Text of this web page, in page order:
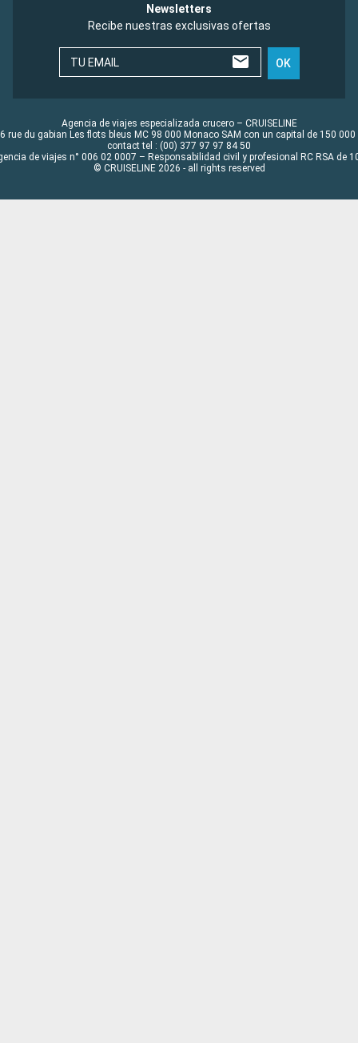
Newsletters
Recibe nuestras exclusivas ofertas
TU EMAIL OK
Agencia de viajes especializada crucero – CRUISELINE
rue du gabian Les flots bleus MC 98 000 Monaco SAM con un capital de 150 000
contact tel : (00) 377 97 97 84 50
de viajes n° 006 02 0007 – Responsabilidad civil y profesional RC RSA de
© CRUISELINE 2026 - all rights reserved